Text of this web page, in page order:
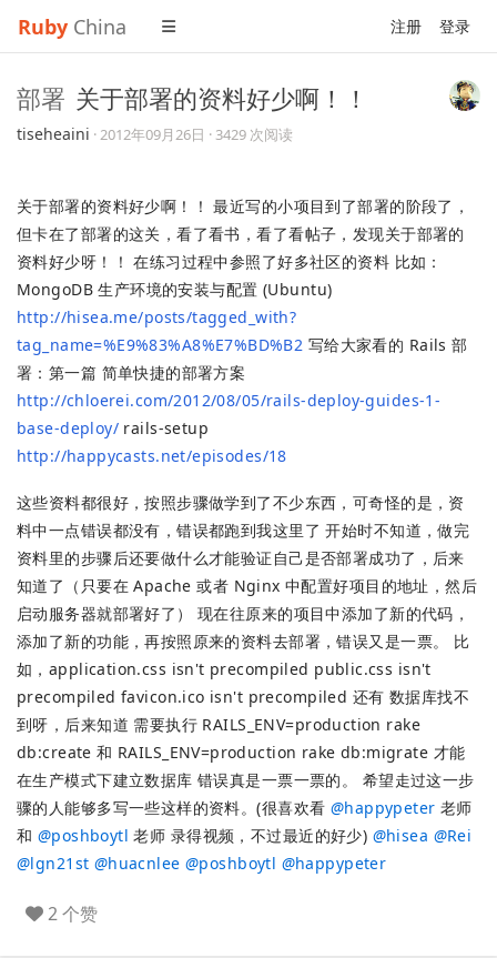
Ruby China 注册 登录
部署 关于部署的资料好少啊！！
tiseheaini ·2012年09月26日 · 3429 次阅读
关于部署的资料好少啊！！ 最近写的小项目到了部署的阶段了，
但卡在了部署的这关，看了看书，看了看帖子，发现关于部署的
资料好少呀！！ 在练习过程中参照了好多社区的资料 比如：
MongoDB 生产环境的安装与配置 (Ubuntu)
http://hisea.me/posts/tagged_with?
tag_name=%E9%83%A8%E7%BD%B2 写给大家看的 Rails 部
署：第一篇 简单快捷的部署方案
http://chloerei.com/2012/08/05/rails-deploy-guides-1-
base-deploy/ rails-setup
http://happycasts.net/episodes/18
这些资料都很好，按照步骤做学到了不少东西，可奇怪的是，资
料中一点错误都没有，错误都跑到我这里了 开始时不知道，做完
资料里的步骤后还要做什么才能验证自己是否部署成功了，后来
知道了（只要在 Apache 或者 Nginx 中配置好项目的地址，然后
启动服务器就部署好了） 现在往原来的项目中添加了新的代码，
添加了新的功能，再按照原来的资料去部署，错误又是一票。 比
如，application.css isn't precompiled public.css isn't
precompiled favicon.ico isn't precompiled 还有 数据库找不
到呀，后来知道 需要执行 RAILS_ENV=production rake
db:create 和 RAILS_ENV=production rake db:migrate 才能
在生产模式下建立数据库 错误真是一票一票的。 希望走过这一步
骤的人能够多写一些这样的资料。(很喜欢看 @happypeter 老师
和 @poshboytl 老师 录得视频，不过最近的好少) @hisea @Rei
@lgn21st @huacnlee @poshboytl @happypeter
2 个赞